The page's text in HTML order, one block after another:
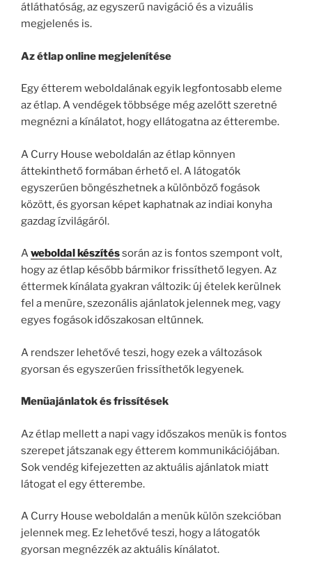
átláthatóság, az egyszerű navigáció és a vizuális
megjelenés is.
Az étlap online megjelenítése
Egy étterem weboldalának egyik legfontosabb eleme
az étlap. A vendégek többsége még azelőtt szeretné
megnézni a kínálatot, hogy ellátogatna az étterembe.
A Curry House weboldalán az étlap könnyen
áttekinthető formában érhető el. A látogatók
egyszerűen böngészhetnek a különböző fogások
között, és gyorsan képet kaphatnak az indiai konyha
gazdag ízvilágáról.
Aweboldal készítéssorán az is fontos szempont volt,
hogy az étlap később bármikor frissíthető legyen. Az
éttermek kínálata gyakran változik: új ételek kerülnek
fel a menüre, szezonális ajánlatok jelennek meg, vagy
egyes fogások időszakosan eltűnnek.
A rendszer lehetővé teszi, hogy ezek a változások
gyorsan és egyszerűen frissíthetők legyenek.
Menüajánlatok és frissítések
Az étlap mellett a napi vagy időszakos menük is fontos
szerepet játszanak egy étterem kommunikációjában.
Sok vendég kifejezetten az aktuális ajánlatok miatt
látogat el egy étterembe.
A Curry House weboldalán a menük külön szekcióban
jelennek meg. Ez lehetővé teszi, hogy a látogatók
gyorsan megnézzék az aktuális kínálatot.